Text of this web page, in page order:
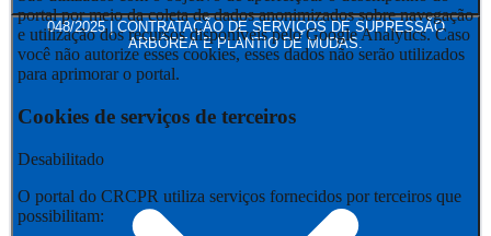
048/2025 | CONTRATAÇÃO DE SERVIÇOS DE SUPRESSÃO
ARBÓREA E PLANTIO DE MUDAS.
portal por meio da coleta de dados anonimizados sobre navegação
e utilização dos recursos disponíveis pelo Google Analytics. Caso
você não autorize esses cookies, esses dados não serão utilizados
para aprimorar o portal.
Cookies de serviços de terceiros
Desabilitado
O portal do CRCPR utiliza serviços fornecidos por terceiros que
possibilitam: